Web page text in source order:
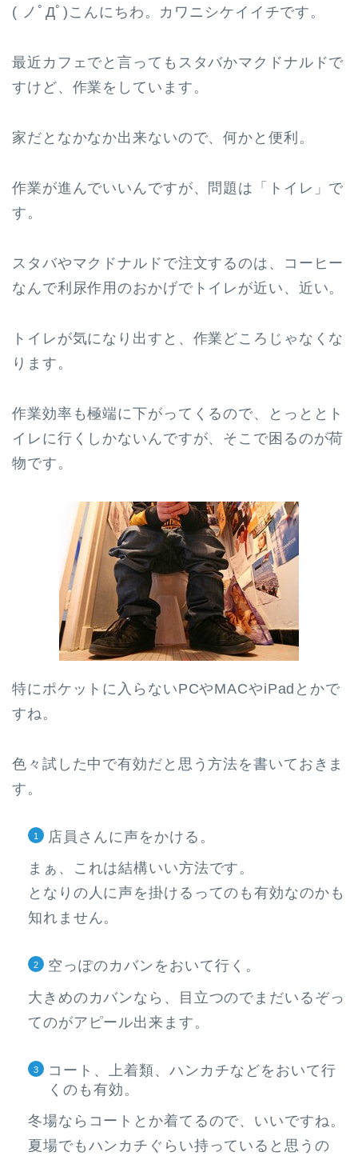
( ノﾟДﾟ)こんにちわ。カワニシケイイチです。
最近カフェでと言ってもスタバかマクドナルドで
すけど、作業をしています。
家だとなかなか出来ないので、何かと便利。
作業が進んでいいんですが、問題は「トイレ」で
す。
スタバやマクドナルドで注文するのは、コーヒー
なんで利尿作用のおかげでトイレが近い、近い。
トイレが気になり出すと、作業どころじゃなくな
ります。
作業効率も極端に下がってくるので、とっととト
イレに行くしかないんですが、そこで困るのが荷
物です。
特にポケットに入らないPCやMACやiPadとかで
すね。
色々試した中で有効だと思う方法を書いておきま
す。
店員さんに声をかける。
まぁ、これは結構いい方法です。
となりの人に声を掛けるってのも有効なのかも
知れません。
空っぽのカバンをおいて行く。
大きめのカバンなら、目立つのでまだいるぞっ
てのがアピール出来ます。
コート、上着類、ハンカチなどをおいて行
くのも有効。
冬場ならコートとか着てるので、いいですね。
夏場でもハンカチぐらい持っていると思うの